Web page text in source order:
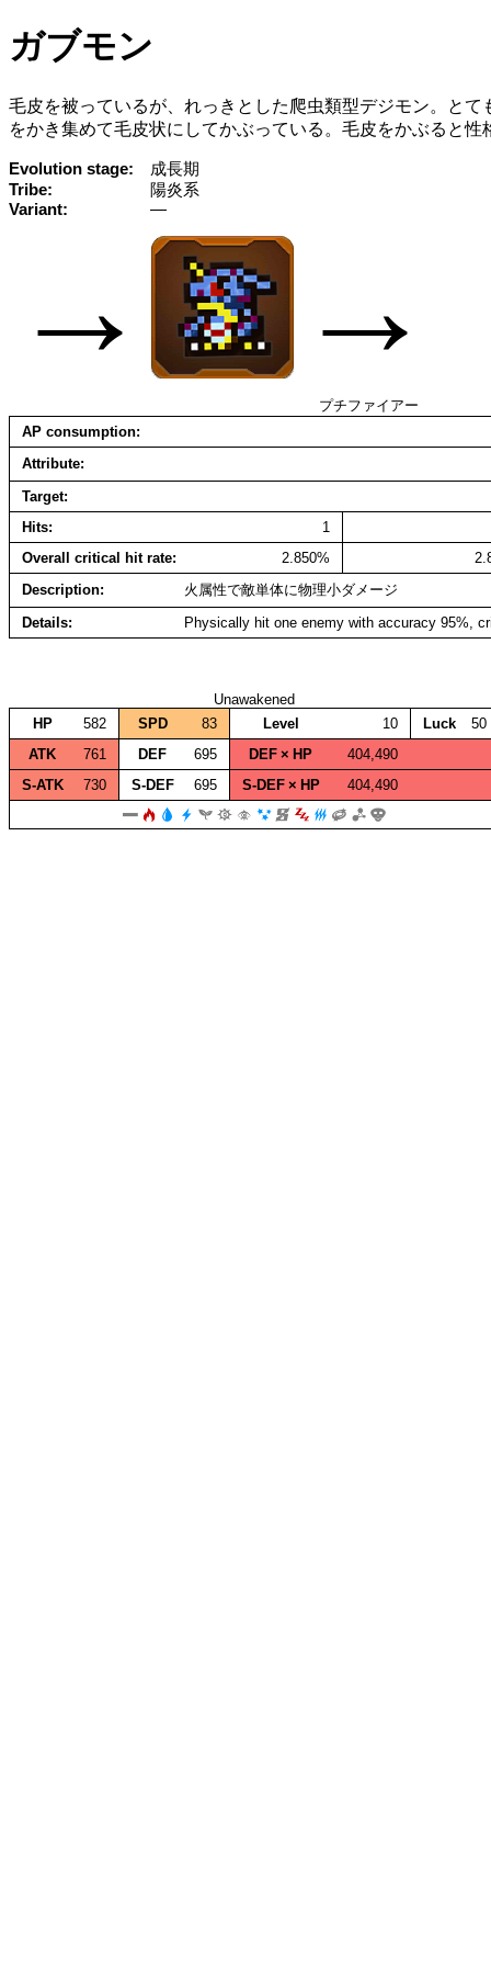
ガブモン
毛皮を被っているが、れっきとした爬虫類型デジモン。と
をかき集めて毛皮状にしてかぶっている。毛皮をかぶると性
Evolution stage
成長期
Tribe
陽炎系
Variant
—
→ →
プチファイアー
AP consumption
Attribute
Target
Hits
1
Overall critical hit rate
2.850%
Description
火属性で敵単体に物理小ダメージ
Details
Physically hit one enemy with accuracy 95%,
Unawakened
HP
582 SPD 83 Level 10 Luck
50
ATK
761 DEF 695 DEF × HP
404,490
S‑ATK
730 S‑DEF 695 S‑DEF × HP 404,490